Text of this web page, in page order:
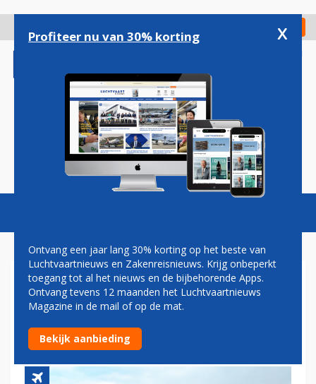
gaan
Check in
Magazine Podcasts Vacatures
TRANSAVIA HUURT EXTRA
VLIEGTUIGEN VOOR DRUKKE
ZOMERPERIODE
Profiteer nu van 30% korting x
Ontvang een jaar lang 30% korting op het beste van
Luchtvaartnieuws en Zakenreisnieuws. Krijg onbeperkt
toegang tot al het nieuws en de bijbehorende Apps.
Ontvang tevens 12 maanden het Luchtvaartnieuws
Magazine in de mail of op de mat.
Bekijk aanbieding